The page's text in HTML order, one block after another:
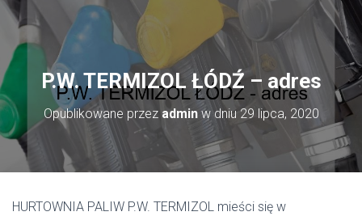
P.W. TERMIZOL ŁÓDŹ – adres
Opublikowane przez adminw dniu29 lipca, 2020
HURTOWNIA PALIW P.W. TERMIZOL mieści się w